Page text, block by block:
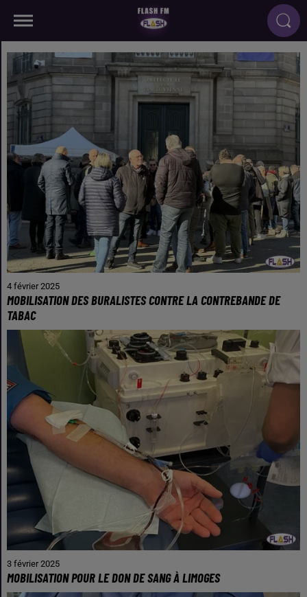
4 février 2025
MOBILISATION DES BURALISTES CONTRE LA CONTREBANDE DE
TABAC
3 février 2025
MOBILISATION POUR LE DON DE SANG À LIMOGES